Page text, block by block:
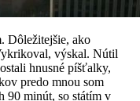
Dôležitejšie, ako
výskal. Nútil
hnusné píšťalky,
predo mnou som
90 minút, so státím v